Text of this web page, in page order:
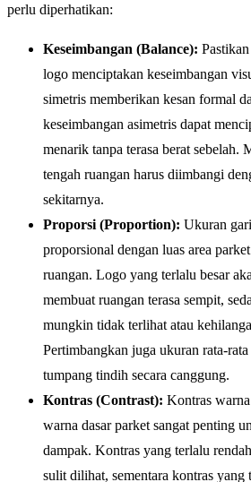
perlu diperhatikan:
Keseimbangan (Balance):
logo menciptakan keseimbangan
simetris memberikan kesan formal
keseimbangan asimetris dapat
menarik tanpa terasa berat sebelah.
tengah ruangan harus diimbangi
sekitarnya.
Proporsi (Proportion): Ukuran
proporsional dengan luas area
ruangan. Logo yang terlalu besar
membuat ruangan terasa sempit,
mungkin tidak terlihat atau
Pertimbangkan juga ukuran rata-
tumpang tindih secara canggung.
Kontras (Contrast): Kontras
warna dasar parket sangat penting
dampak. Kontras yang terlalu
sulit dilihat, sementara kontras yang